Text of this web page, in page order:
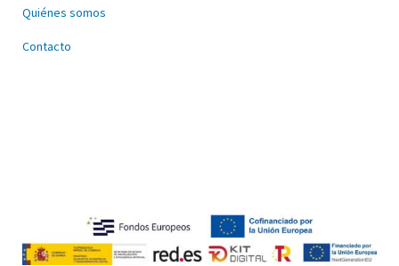
Quiénes somos
Contacto